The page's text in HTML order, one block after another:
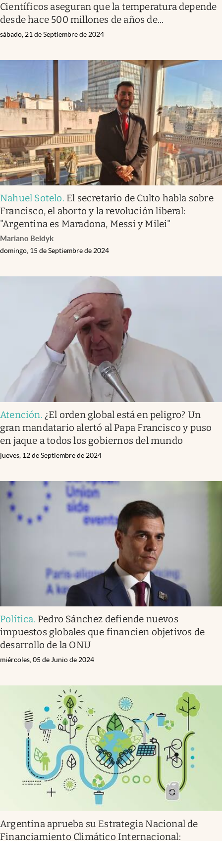
Científicos aseguran que la temperatura depende
desde hace 500 millones de años de...
sábado, 21 de Septiembre de 2024
Nahuel Sotelo. El secretario de Culto habla sobre
Francisco, el aborto y la revolución liberal:
"Argentina es Maradona, Messi y Milei"
Mariano Beldyk
domingo, 15 de Septiembre de 2024
Atención. ¿El orden global está en peligro? Un
gran mandatario alertó al Papa Francisco y puso
en jaque a todos los gobiernos del mundo
jueves, 12 de Septiembre de 2024
Política. Pedro Sánchez defiende nuevos
impuestos globales que financien objetivos de
desarrollo de la ONU
miércoles, 05 de Junio de 2024
Argentina aprueba su Estrategia Nacional de
Financiamiento Climático Internacional: